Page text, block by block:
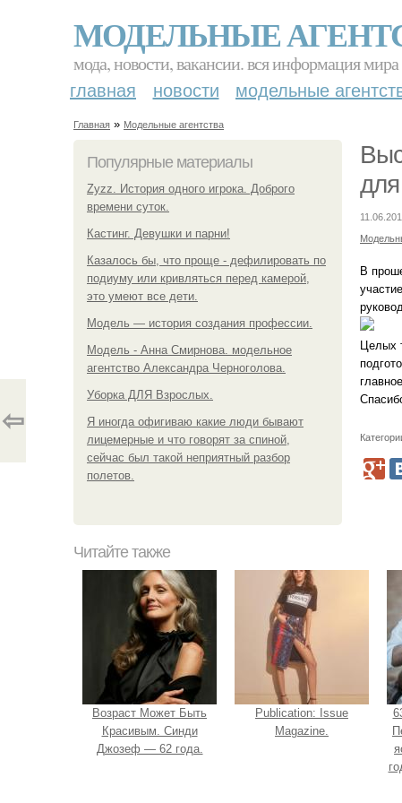
МОДЕЛЬНЫЕ
мода, новости, вакансии. вся информация
главная новости модельные
Главная » Модельные агентства
Популярные материалы
Zyzz. История одного игрока. Доброго
времени суток.
Кастинг. Девушки и парни!
Казалось бы, что проще - дефилировать по
подиуму или кривляться перед камерой,
это умеют все дети.
Модель — история создания профессии.
Модель - Анна Смирнова. модельное
агентство Александра Черноголова.
Уборка ДЛЯ Взрослых.
Я иногда офигиваю какие люди бывают
лицемерные и что говорят за спиной,
сейчас был такой неприятный разбор
полетов.
В
Целых
⇦
Читайте также
Возраст Может Быть
Красивым. Синди
Джозеф — 62 года.
Publication: Issue
Magazine.